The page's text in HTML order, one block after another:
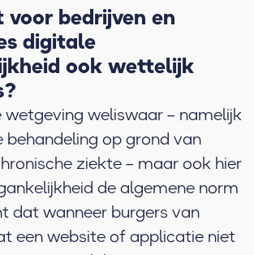
bedrijven en
digitale
ook wettelijk
wetgeving weliswaar – namelijk
behandeling op grond van
ziekte – maar ook hier
de algemene norm
dat wanneer burgers van
een website of applicatie niet